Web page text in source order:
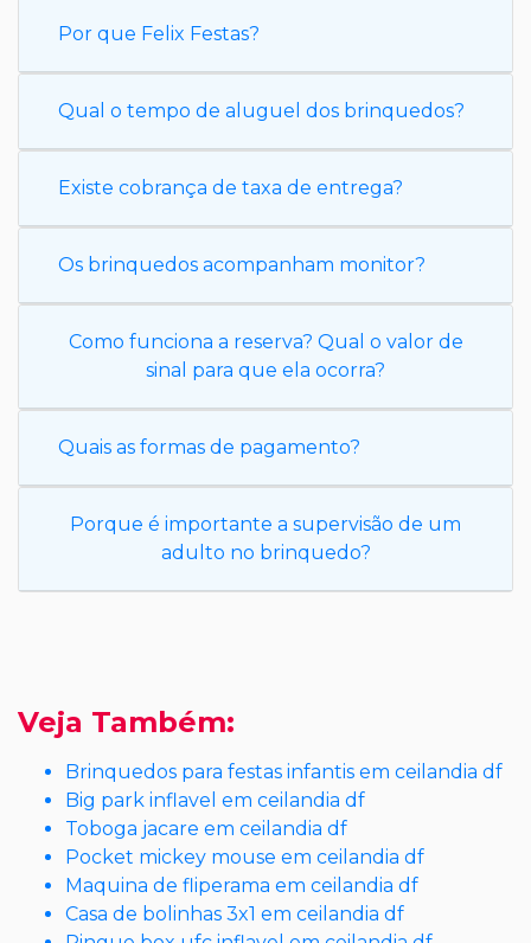
Por que Felix Festas?
Qual o tempo de aluguel dos brinquedos?
Existe cobrança de taxa de entrega?
Os brinquedos acompanham monitor?
Como funciona a reserva? Qual o valor de
sinal para que ela ocorra?
Quais as formas de pagamento?
Porque é importante a supervisão de um
adulto no brinquedo?
Veja Também:
Brinquedos para festas infantis em ceilandia df
Big park inflavel em ceilandia df
Toboga jacare em ceilandia df
Pocket mickey mouse em ceilandia df
Maquina de fliperama em ceilandia df
Casa de bolinhas 3x1 em ceilandia df